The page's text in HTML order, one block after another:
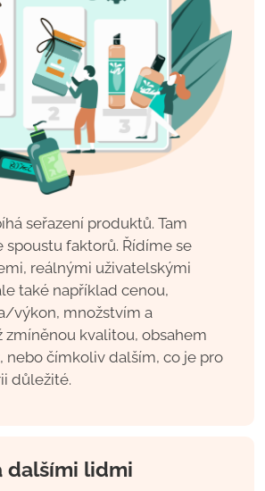
seřazení produktů. Tam
faktorů. Řídíme se
reálnými uživatelskými
také například cenou,
výkon, množstvím a
zmíněnou kvalitou, obsahem
nebo čímkoliv dalším, co je pro
důležité.
dalšími lidmi